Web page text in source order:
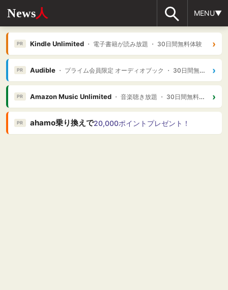
News人 MENU▼
PR Kindle Unlimited・ 電子書籍が読み放題 ・ 30日間無料体験 ›
PR Audible・ プライム会員限定 オーディオブック ・ 30日間無料体験 ›
PR Amazon Music Unlimited・ 音楽聴き放題 ・ 30日間無料体験 ›
PR ahamo乗り換えで20,000ポイントプレゼント！